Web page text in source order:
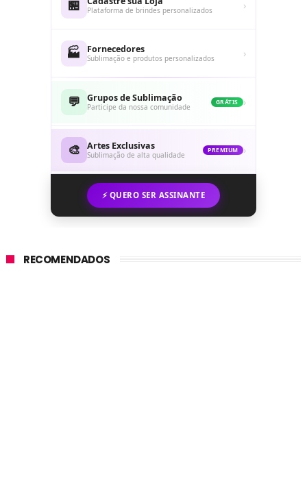
🏪 Plataforma de brindes personalizados ›
🏭 Fornecedores
Sublimação e produtos personalizados ›
💬 Grupos de Sublimação
Participe da nossa comunidade
GRÁTIS ›
🎨 Artes Exclusivas
Sublimação de alta qualidade
PREMIUM ›
⚡ QUERO SER ASSINANTE
RECOMENDADOS